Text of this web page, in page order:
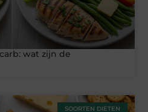
wat zijn de
SOORTEN DIETEN